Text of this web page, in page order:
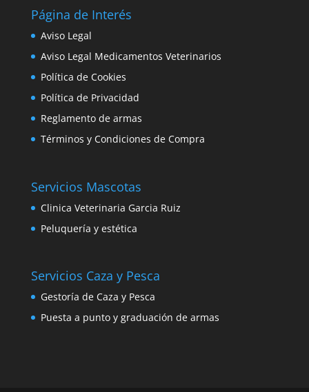
Página de Interés
Aviso Legal
Aviso Legal Medicamentos Veterinarios
Política de Cookies
Política de Privacidad
Reglamento de armas
Términos y Condiciones de Compra
Servicios Mascotas
Clinica Veterinaria Garcia Ruiz
Peluquería y estética
Servicios Caza y Pesca
Gestoría de Caza y Pesca
Puesta a punto y graduación de armas